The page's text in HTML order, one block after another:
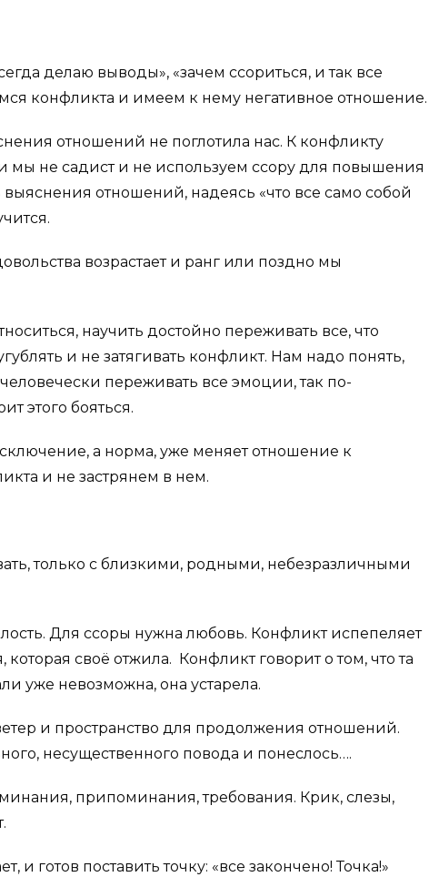
делаю выводы», «зачем ссориться, и так все
конфликта и имеем к нему негативное отношение.
отношений не поглотила нас. К конфликту
мы не садист и не используем ссору для повышения
отношений, надеясь «что все само собой
возрастает и ранг или поздно мы
научить достойно переживать все, что
и не затягивать конфликт. Нам надо понять,
переживать все эмоции, так по-
этого бояться.
а норма, уже меняет отношение к
и не застрянем в нем.
только с близкими, родными, небезразличными
Для ссоры нужна любовь. Конфликт испепеляет
своё отжила. Конфликт говорит о том, что та
уже невозможна, она устарела.
и пространство для продолжения отношений.
несущественного повода и понеслось….
припоминания, требования. Крик, слезы,
и готов поставить точку: «все закончено! Точка!»